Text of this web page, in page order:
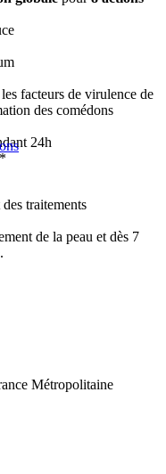
facteurs de virulence de
des comédons
24h
traitements
de la peau et dès 7